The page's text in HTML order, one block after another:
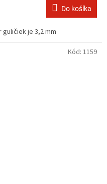
Do košíka
je 3,2 mm
Kód: 1159